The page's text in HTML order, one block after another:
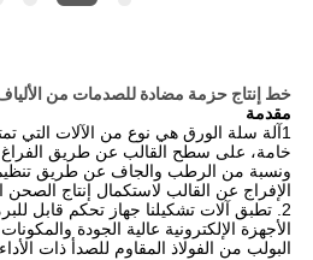
خط إنتاج حزمة مضادة للصدمات من
مقدمة
1آلة سلة الورق هي نوع من الآلات التي
خامة، على سطح القالب عن طريق
ونسبة من الرطب والجاف عن طريق
الإفراج عن القالب لاستكمال إنتاج الصحن
الأجهزة الإلكترونية عالية الجودة
البولب من الفولاذ المقاوم للصدأ ذات